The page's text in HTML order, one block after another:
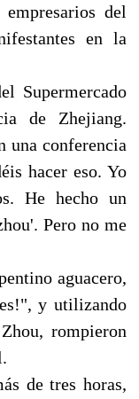
del
en la
Supermercado
de Zhejiang.
una conferencia
hacer eso. Yo
He hecho un
Pero no me
aguacero,
y utilizando
rompieron
de tres horas,